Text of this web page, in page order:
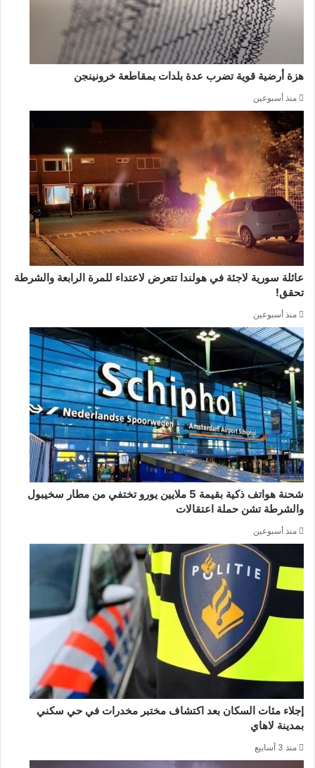
هزة أرضية قوية تضرب عدة بلدات بمقاطعة خرونينجن
منذ أسبوعين
عائلة سورية لاجئة في هولندا تتعرض لاعتداء للمرة الرابعة والشرطة
تحقق!
منذ أسبوعين
شحنة هواتف ذكية بقيمة 5 ملايين يورو تختفي من مطار سخيبول
والشرطة تشن حملة اعتقالات
منذ أسبوعين
إجلاء مئات السكان بعد اكتشاف مختبر مخدرات في حي سكني
بمدينة لاهاي
منذ 3 أسابيع